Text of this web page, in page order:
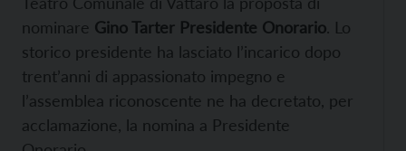
nominare Gino Tarter Presidente Onorario. Lo
storico presidente ha lasciato l’incarico dopo
trent’anni di appassionato impegno e
l’assemblea riconoscente ne ha decretato, per
acclamazione, la nomina a Presidente